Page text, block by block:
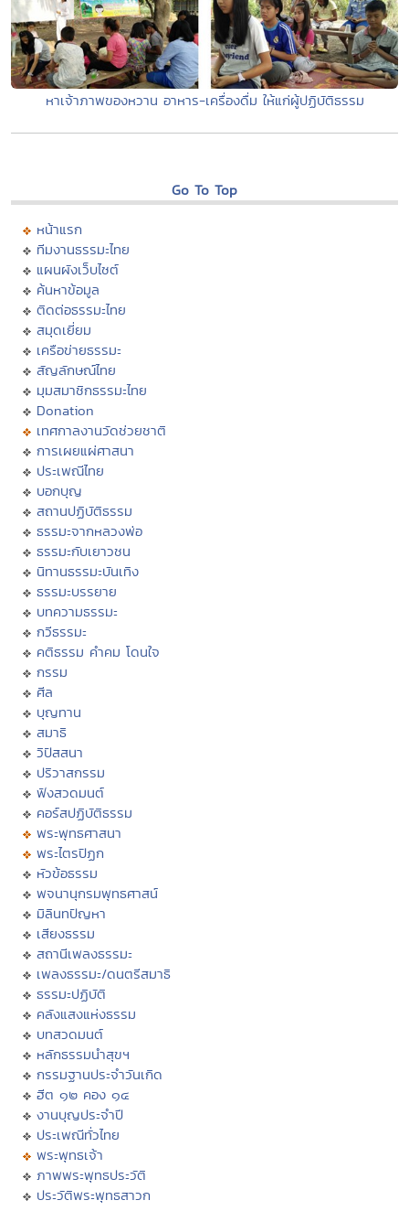
หาเจ้าภาพของหวาน อาหาร-เครื่องดื่ม ให้แก่ผู้ปฏิบัติธรรม
Go To Top
หน้าแรก
ทีมงานธรรมะไทย
แผนผังเว็บไซต์
ค้นหาข้อมูล
ติดต่อธรรมะไทย
สมุดเยี่ยม
เครือข่ายธรรมะ
สัญลักษณ์ไทย
มุมสมาชิกธรรมะไทย
Donation
เทศกาลงานวัดช่วยชาติ
การเผยแผ่ศาสนา
ประเพณีไทย
บอกบุญ
สถานปฏิบัติธรรม
ธรรมะจากหลวงพ่อ
ธรรมะกับเยาวชน
นิทานธรรมะบันเทิง
ธรรมะบรรยาย
บทความธรรมะ
กวีธรรมะ
คติธรรม คำคม โดนใจ
กรรม
ศีล
บุญทาน
สมาธิ
วิปัสสนา
ปริวาสกรรม
ฟังสวดมนต์
คอร์สปฏิบัติธรรม
พระพุทธศาสนา
พระไตรปิฏก
หัวข้อธรรม
พจนานุกรมพุทธศาสน์
มิลินทปัญหา
เสียงธรรม
สถานีเพลงธรรมะ
เพลงธรรมะ/ดนตรีสมาธิ
ธรรมะปฏิบัติ
คลังแสงแห่งธรรม
บทสวดมนต์
หลักธรรมนำสุขฯ
กรรมฐานประจำวันเกิด
ฮีต ๑๒ คอง ๑๔
งานบุญประจำปี
ประเพณีทั่วไทย
พระพุทธเจ้า
ภาพพระพุทธประวัติ
ประวัติพระพุทธสาวก